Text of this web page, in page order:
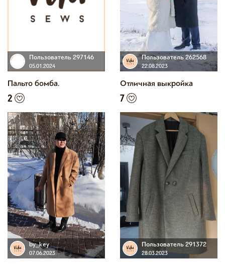
Пользователь 297146
05.01.2024
Пальто бомба.
2
Пользователь 262568
22.08.2023
Отличная выкройка
7
by_key
07.06.2023
Пользователь 291372
28.03.2023